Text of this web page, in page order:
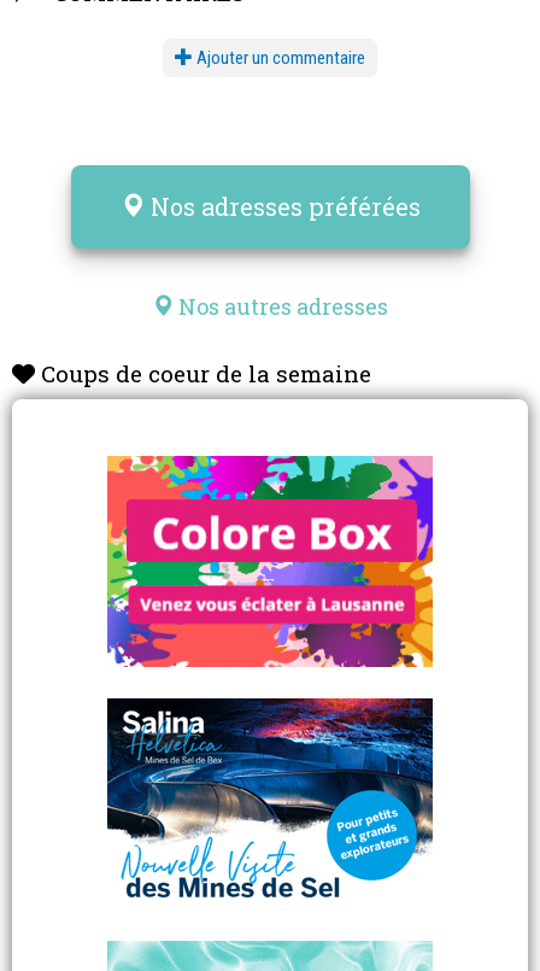
Ajouter un commentaire
Nos adresses préférées
Nos autres adresses
Coups de coeur de la semaine